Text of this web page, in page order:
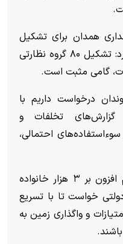
همدان برای تشکیل
«قرارگاه مبارزه با گرانی»، اظهار کرد: تشکیل ۸۰ گروه نظارتی
گامی مثبت است.
درخواست داریم با
از سامانه «۷۲۴»، گزارش‌های تخلفات و
احتمالی،
وی همچنین با اشاره به ثبت‌نام افزون بر ۳ هزار خانواده
خواست تا با تسریع
و واگذاری زمین به